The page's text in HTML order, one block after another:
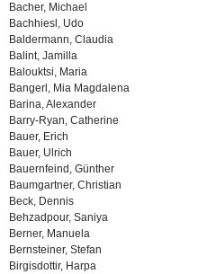
Bacher, Michael
Bachhiesl, Udo
Baldermann, Claudia
Balint, Jamilla
Balouktsi, Maria
Bangerl, Mia Magdalena
Barina, Alexander
Barry-Ryan, Catherine
Bauer, Erich
Bauer, Ulrich
Bauernfeind, Günther
Baumgartner, Christian
Beck, Dennis
Behzadpour, Saniya
Berner, Manuela
Bernsteiner, Stefan
Birgisdottir, Harpa